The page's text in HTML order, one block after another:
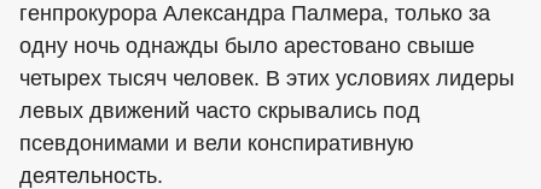
генпрокурора Александра Палмера, только за
одну ночь однажды было арестовано свыше
четырех тысяч человек. В этих условиях лидеры
левых движений часто скрывались под
псевдонимами и вели конспиративную
деятельность.